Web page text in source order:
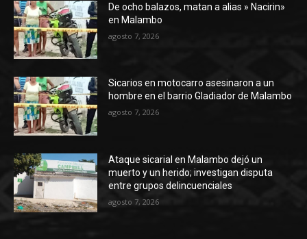
De ocho balazos, matan a alias » Nacirin»
en Malambo
agosto 7, 2026
Sicarios en motocarro asesinaron a un
hombre en el barrio Gladiador de Malambo
agosto 7, 2026
Ataque sicarial en Malambo dejó un
muerto y un herido; investigan disputa
entre grupos delincuenciales
agosto 7, 2026